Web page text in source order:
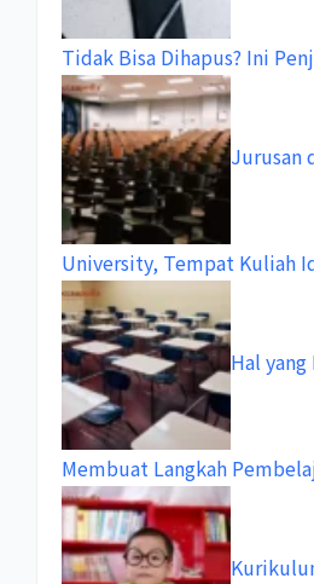
Tidak Bisa Dihapus? Ini
Jurusan
University, Tempat Kuliah
Hal
Membuat Langkah